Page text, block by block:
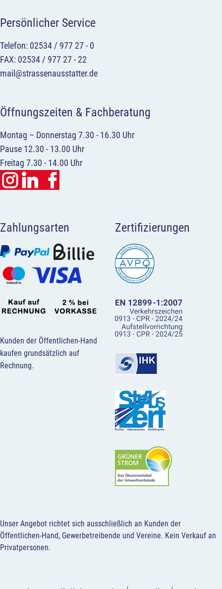
Persönlicher Service
Telefon: 02534 / 977 27 - 0
FAX: 02534 / 977 27 - 22
mail@strassenausstatter.de
Öffnungszeiten & Fachberatung
Montag – Donnerstag 7.30 - 16.30 Uhr
Pause 12.30 - 13.00 Uhr
Freitag 7.30 - 14.00 Uhr
Zahlungsarten
Kunden der Öffentlichen-Hand
kaufen grundsätzlich auf
Rechnung.
Zertifizierungen
Unser Angebot richtet sich ausschließlich an Kunden der
Öffentlichen-Hand, Gewerbetreibende und Vereine. Kein Verkauf an
Privatpersonen.